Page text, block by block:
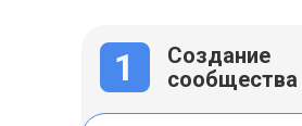
1
Создание
сообщества